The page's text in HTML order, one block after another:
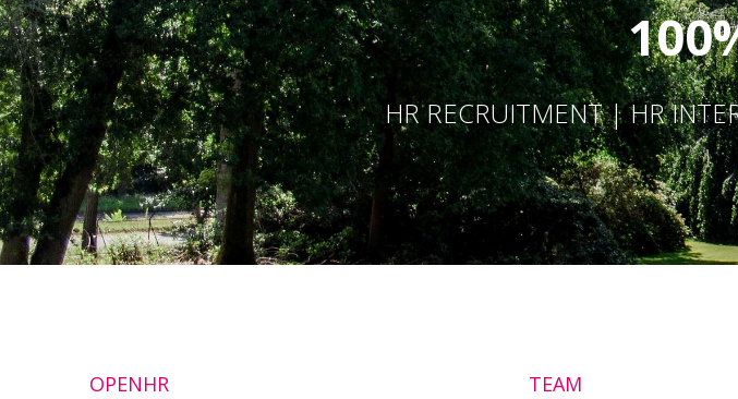
HR RECRUITMENT | HR
OPENHR TEAM